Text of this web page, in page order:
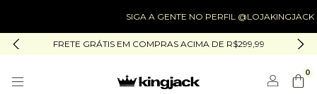
SIGA A GENTE NO PERFIL @LOJAKINGJACK
FRETE GRÁTIS EM COMPRAS ACIMA DE R$299,99
0